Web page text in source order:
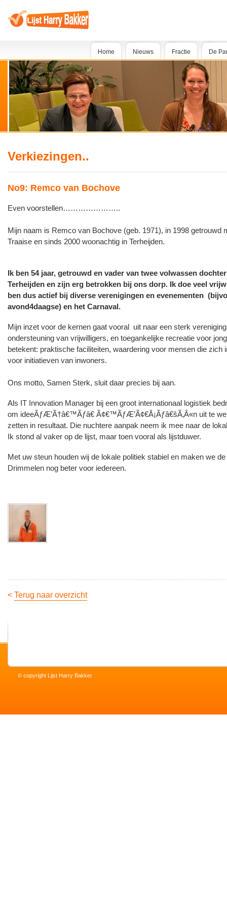
Home Nieuws Fractie De
Verkiezingen..
No9: Remco van Bochove
Even voorstellen…………………..
Mijn naam is Remco van Bochove (geb. 1971), in 1998 getrouwd
Traaise en sinds 2000 woonachtig in Terheijden.
Ik ben 54 jaar, getrouwd en vader van twee volwassen
Terheijden en zijn erg betrokken bij ons dorp. Ik doe veel
ben dus actief bij diverse verenigingen en evenementen
avond4daagse) en het Carnaval.
Mijn inzet voor de kernen gaat vooral uit naar een sterk
ondersteuning van vrijwilligers, en toegankelijke recreatie voor
betekent: praktische faciliteiten, waardering voor mensen die zich
voor initiatieven van inwoners.
Ons motto, Samen Sterk, sluit daar precies bij aan.
Als IT Innovation Manager bij een groot internationaal logistiek
om ideeÃƒÆ’Ã†â€™Ãƒâ€ Ã¢€™ÃƒÆ’Ã¢€Å¡Ãƒâ€šÃ‚Â«n uit te
zetten in resultaat. Die nuchtere aanpak neem ik mee naar de
Ik stond al vaker op de lijst, maar toen vooral als lijstduwer.
Met uw steun houden wij de lokale politiek stabiel en maken we
Drimmelen nog beter voor iedereen.
< Terug naar overzicht
© copyright Lijst Harry Bakker